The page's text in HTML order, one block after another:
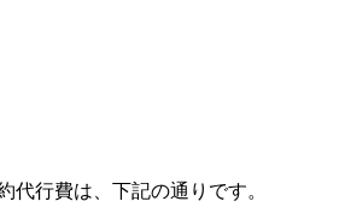
代行費は、下記の通りです。